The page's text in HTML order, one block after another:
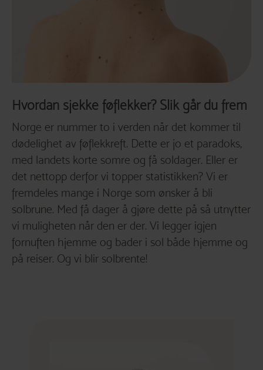
Hvordan sjekke føflekker? Slik går du frem
Norge er nummer to i verden når det kommer til
dødelighet av føflekkreft. Dette er jo et paradoks,
med landets korte somre og få soldager. Eller er
det nettopp derfor vi topper statistikken? Vi er
fremdeles mange i Norge som ønsker å bli
solbrune. Med få dager å gjøre dette på så utnytter
vi muligheten når den er der. Vi legger igjen
fornuften hjemme og bader i sol både hjemme og
på reiser. Og vi blir solbrente!